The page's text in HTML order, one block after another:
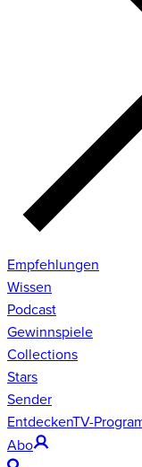
Empfehlungen
Wissen
Podcast
Gewinnspiele
Collections
Stars
Sender
EntdeckenTV-
Abo